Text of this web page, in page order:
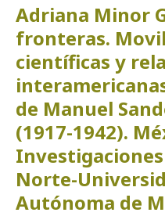
Adriana Minor
fronteras.
científicas y
de Manuel
(1917-1942).
Norte-
Autónoma de